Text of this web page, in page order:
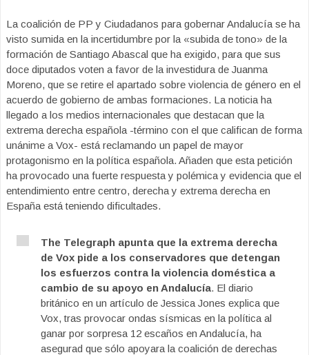
La coalición de PP y Ciudadanos para gobernar Andalucía se ha
visto sumida en la incertidumbre por la «subida de tono» de la
formación de Santiago Abascal que ha exigido, para que sus
doce diputados voten a favor de la investidura de Juanma
Moreno, que se retire el apartado sobre violencia de género en el
acuerdo de gobierno de ambas formaciones. La noticia ha
llegado a los medios internacionales que destacan que la
extrema derecha española -término con el que califican de forma
unánime a Vox- está reclamando un papel de mayor
protagonismo en la política española. Añaden que esta petición
ha provocado una fuerte respuesta y polémica y evidencia que el
entendimiento entre centro, derecha y extrema derecha en
España está teniendo dificultades.
The Telegraph apunta que la extrema derecha
de Vox pide a los conservadores que detengan
los esfuerzos contra la violencia doméstica a
cambio de su apoyo en Andalucía. El diario
británico en un artículo de Jessica Jones explica que
Vox, tras provocar ondas sísmicas en la política al
ganar por sorpresa 12 escaños en Andalucía, ha
asegurad que sólo apoyara la coalición de derechas